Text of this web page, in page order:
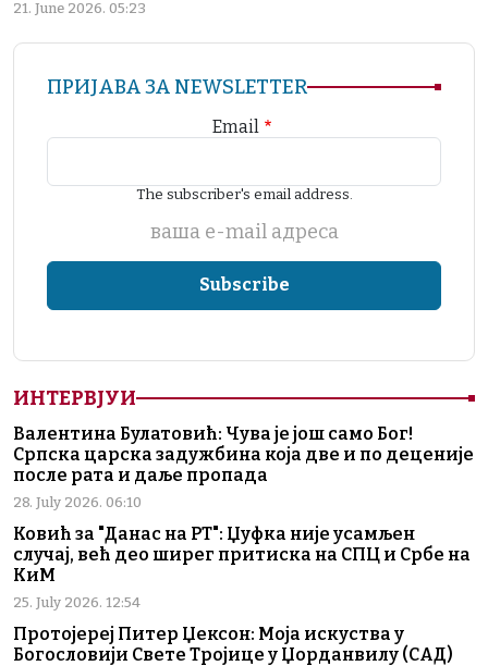
21. June 2026. 05:23
ПРИЈАВА ЗА NEWSLETTER
Email
The subscriber's email address.
ваша е-mail адреса
ИНТЕРВЈУИ
Валентина Булатовић: Чува је још само Бог!
Српска царска задужбина која две и по деценије
после рата и даље пропада
28. July 2026. 06:10
Ковић за "Данас на РТ": Џуфка није усамљен
случај, већ део ширег притиска на СПЦ и Србе на
КиМ
25. July 2026. 12:54
Протојереј Питер Џексон: Моја искуства у
Богословији Свете Тројице у Џорданвилу (САД)